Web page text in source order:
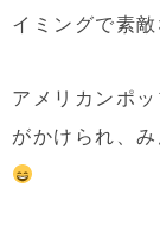
イミングで素
アメリカンポ
がかけられ、